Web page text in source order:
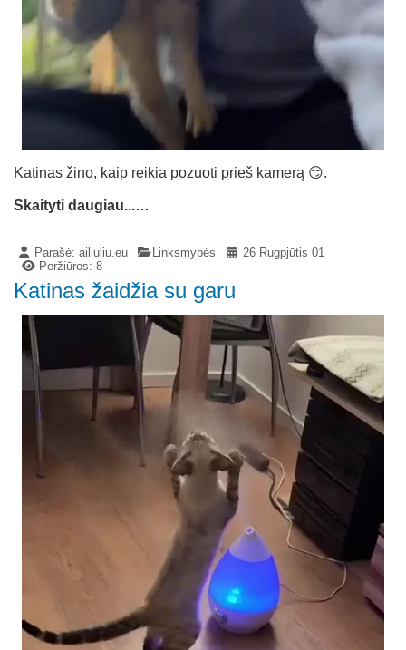
Katinas žino, kaip reikia pozuoti prieš kamerą 😏.
Skaityti daugiau...…
Parašė:ailiuliu.eu Linksmybės
26 Rugpjūtis 01
Peržiūros: 8
Katinas žaidžia su garu